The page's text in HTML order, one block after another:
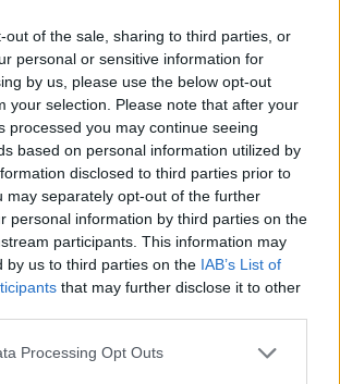
out of the sale, sharing to third parties, or
personal or sensitive information for
by us, please use the below opt-out
your selection. Please note that after your
processed you may continue seeing
based on personal information utilized by
disclosed to third parties prior to
may separately opt-out of the further
personal information by third parties on the
participants. This information may
by us to third parties on the IAB’s List of
that may further disclose it to other
Processing Opt Outs
abban az esetben is
és/vagy bővítésre, ha
lakásra már vettek igénybe
a korszerűsítési és/vagy bővítési
teljesíti, a folyósított családi
kedvezményt - ideértve annak a
számított összegét is − a
számított, Ptk. szerinti